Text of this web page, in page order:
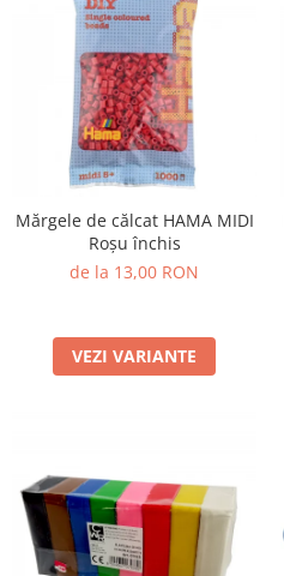
Mărgele de călcat HAMA MIDI
Roșu închis
de la 13,00 RON
VEZI VARIANTE